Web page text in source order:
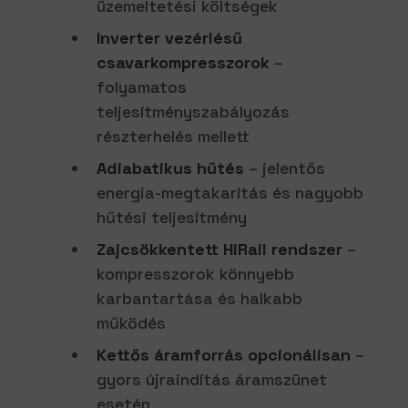
üzemeltetési költségek
Inverter vezérlésű
csavarkompresszorok –
folyamatos
teljesítményszabályozás
részterhelés mellett
Adiabatikus hűtés – jelentős
energia-megtakarítás és nagyobb
hűtési teljesítmény
Zajcsökkentett HiRail rendszer –
kompresszorok könnyebb
karbantartása és halkabb
működés
Kettős áramforrás opcionálisan –
gyors újraindítás áramszünet
esetén